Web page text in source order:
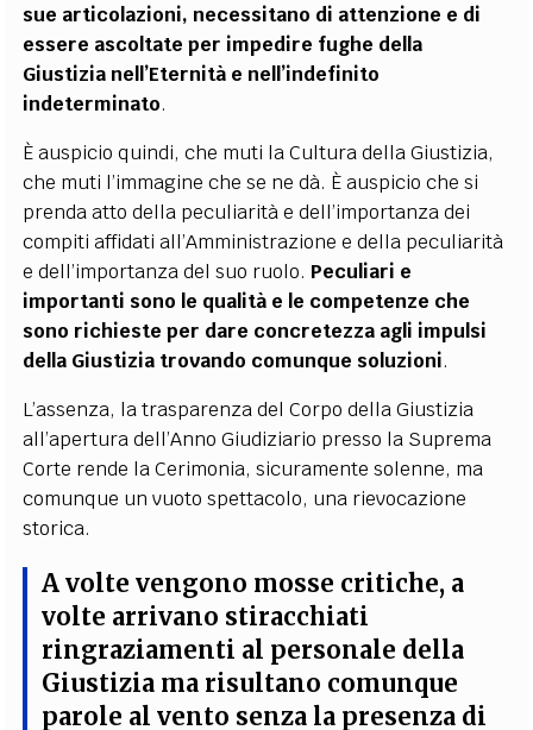
sue articolazioni, necessitano di attenzione e di
essere ascoltate per impedire fughe della
Giustizia nell’Eternità e nell’indefinito
indeterminato.
È auspicio quindi, che muti la Cultura della Giustizia,
che muti l’immagine che se ne dà. È auspicio che si
prenda atto della peculiarità e dell’importanza dei
compiti affidati all’Amministrazione e della peculiarità
e dell’importanza del suo ruolo. Peculiari e
importanti sono le qualità e le competenze che
sono richieste per dare concretezza agli impulsi
della Giustizia trovando comunque soluzioni.
L’assenza, la trasparenza del Corpo della Giustizia
all’apertura dell’Anno Giudiziario presso la Suprema
Corte rende la Cerimonia, sicuramente solenne, ma
comunque un vuoto spettacolo, una rievocazione
storica.
A volte vengono mosse critiche, a
volte arrivano stiracchiati
ringraziamenti al personale della
Giustizia ma risultano comunque
parole al vento senza la presenza di